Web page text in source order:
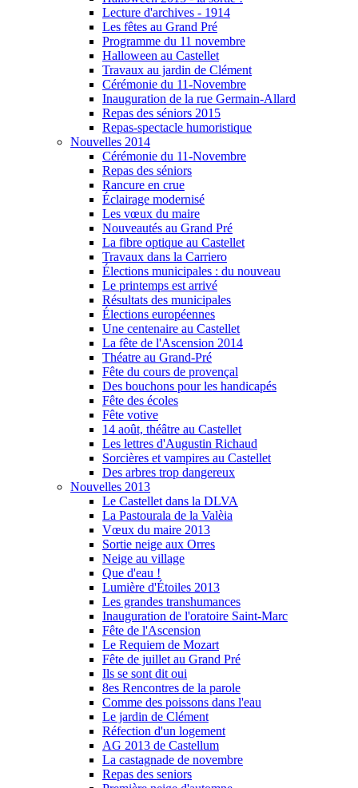
Lecture d'archives - 1914
Les fêtes au Grand Pré
Programme du 11 novembre
Halloween au Castellet
Travaux au jardin de Clément
Cérémonie du 11-Novembre
Inauguration de la rue Germain-Allard
Repas des séniors 2015
Repas-spectacle humoristique
Nouvelles 2014
Cérémonie du 11-Novembre
Repas des séniors
Rancure en crue
Éclairage modernisé
Les vœux du maire
Nouveautés au Grand Pré
La fibre optique au Castellet
Travaux dans la Carriero
Élections municipales : du nouveau
Le printemps est arrivé
Résultats des municipales
Élections européennes
Une centenaire au Castellet
La fête de l'Ascension 2014
Théatre au Grand-Pré
Fête du cours de provençal
Des bouchons pour les handicapés
Fête des écoles
Fête votive
14 août, théâtre au Castellet
Les lettres d'Augustin Richaud
Sorcières et vampires au Castellet
Des arbres trop dangereux
Nouvelles 2013
Le Castellet dans la DLVA
La Pastourala de la Valèia
Vœux du maire 2013
Sortie neige aux Orres
Neige au village
Que d'eau !
Lumière d'Étoiles 2013
Les grandes transhumances
Inauguration de l'oratoire Saint-Marc
Fête de l'Ascension
Le Requiem de Mozart
Fête de juillet au Grand Pré
Ils se sont dit oui
8es Rencontres de la parole
Comme des poissons dans l'eau
Le jardin de Clément
Réfection d'un logement
AG 2013 de Castellum
La castagnade de novembre
Repas des seniors